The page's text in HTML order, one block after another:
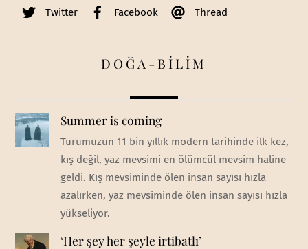
Twitter Facebook Thread
DOĞA-BİLİM
Summer is coming
Türümüzün 11 bin yıllık modern tarihinde ilk kez,
kış değil, yaz mevsimi en ölümcül mevsim haline
geldi. Kış mevsiminde ölen insan sayısı hızla
azalırken, yaz mevsiminde ölen insan sayısı hızla
yükseliyor.
‘Her şey her şeyle irtibatlı’